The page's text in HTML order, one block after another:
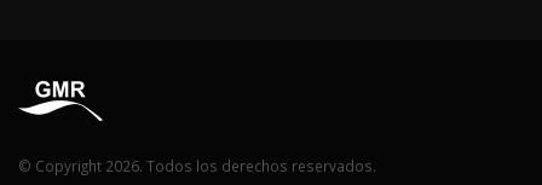
© Copyright 2026. Todos los derechos reservados.